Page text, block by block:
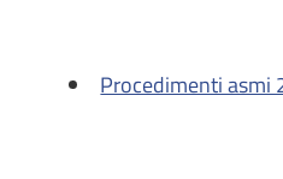
Procedimenti asmi